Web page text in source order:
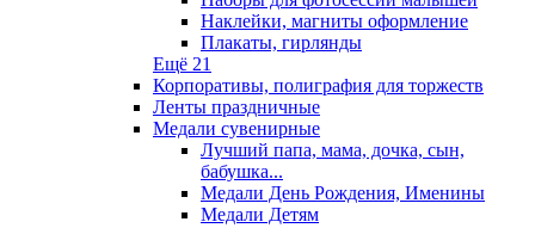
Наклейки, магниты оформление
Плакаты, гирлянды
Ещё 21
Корпоративы, полиграфия для торжеств
Ленты праздничные
Медали сувенирные
Лучший папа, мама, дочка, сын,
бабушка...
Медали День Рождения, Именины
Медали Детям